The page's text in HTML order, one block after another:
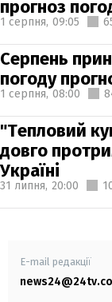
прогноз
1 серпня, 09:05
Серпень
погоду
1 серпня, 08:00
"Тепловий
довго
Україні
31 липня, 20:00
E-mail редакції